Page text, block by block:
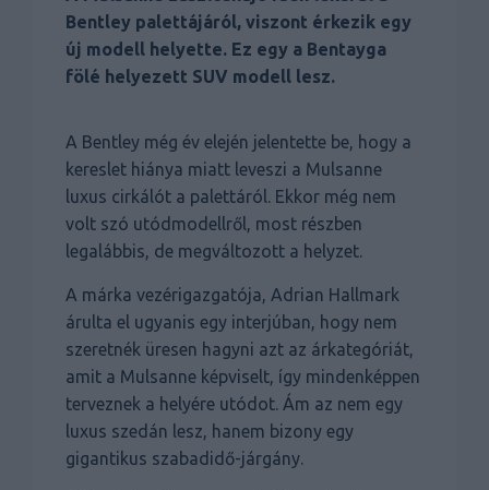
Bentley palettájáról, viszont érkezik egy
új modell helyette. Ez egy a Bentayga
fölé helyezett SUV modell lesz.
A Bentley még év elején jelentette be, hogy a
kereslet hiánya miatt leveszi a Mulsanne
luxus cirkálót a palettáról. Ekkor még nem
volt szó utódmodellről, most részben
legalábbis, de megváltozott a helyzet.
A márka vezérigazgatója, Adrian Hallmark
árulta el ugyanis egy interjúban, hogy nem
szeretnék üresen hagyni azt az árkategóriát,
amit a Mulsanne képviselt, így mindenképpen
terveznek a helyére utódot. Ám az nem egy
luxus szedán lesz, hanem bizony egy
gigantikus szabadidő-járgány.